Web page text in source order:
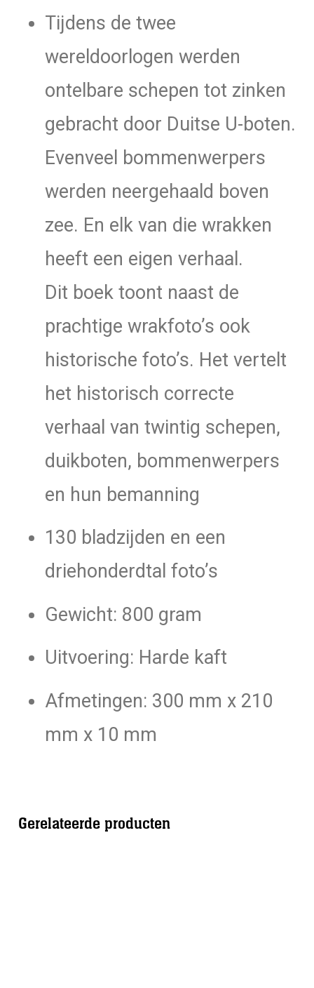
Tijdens de twee
wereldoorlogen werden
ontelbare schepen tot zinken
gebracht door Duitse U-boten.
Evenveel bommenwerpers
werden neergehaald boven
zee. En elk van die wrakken
heeft een eigen verhaal.
Dit boek toont naast de
prachtige wrakfoto’s ook
historische foto’s. Het vertelt
het historisch correcte
verhaal van twintig schepen,
duikboten, bommenwerpers
en hun bemanning
130 bladzijden en een
driehonderdtal foto’s
Gewicht: 800 gram
Uitvoering: Harde kaft
Afmetingen: 300 mm x 210
mm x 10 mm
Gerelateerde producten